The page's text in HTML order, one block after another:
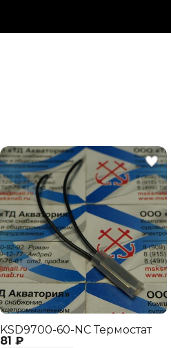
81 ₽
KSD9700-60-NC Термостат